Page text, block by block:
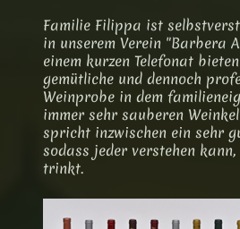
Familie Filippa ist
in unserem Verein "Barbera
einem kurzen Telefonat
gemütliche und dennoch
Weinprobe in dem
immer sehr sauberen
spricht inzwischen ein sehr
sodass jeder verstehen
trinkt.